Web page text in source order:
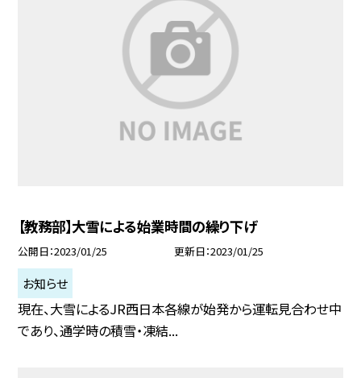
【教務部】大雪による始業時間の繰り下げ
公開日 2023/01/25 更新日 2023/01/25
お知らせ
現在、大雪によるJR西日本各線が始発から運転見合わせ中
であり、通学時の積雪・凍結...